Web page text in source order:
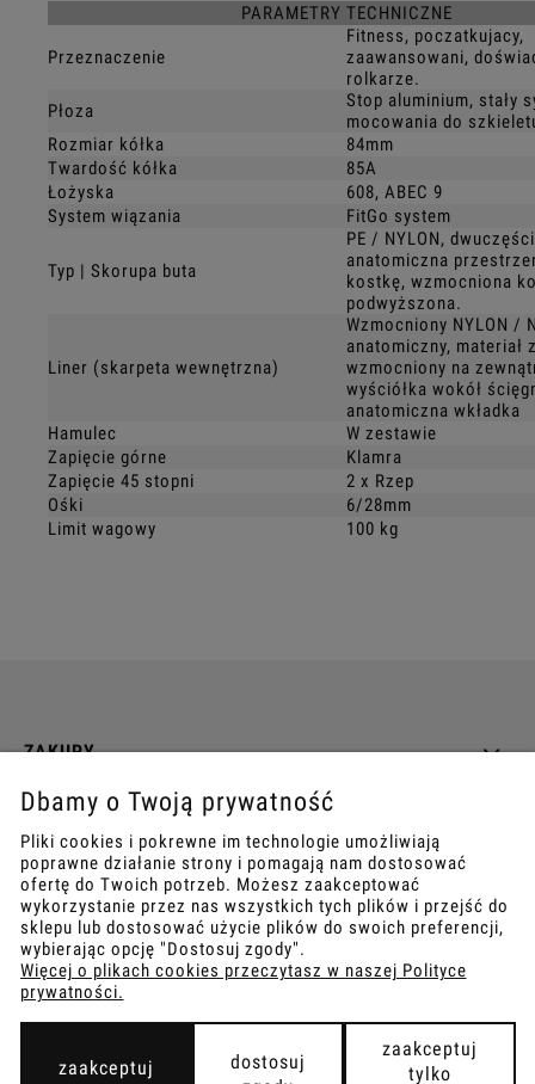
PARAMETRY TECHNICZNE
Przeznaczenie
Fitness, poczatkujacy,
zaawansowani,
rolkarze.
Płoza
Stop aluminium, stały
mocowania do
Rozmiar kółka
84mm
Twardość kółka
85A
Łożyska
608, ABEC 9
System wiązania
FitGo system
Typ | Skorupa buta
PE / NYLON,
anatomiczna
kostkę, wzmocniona
podwyższona.
Liner (skarpeta wewnętrzna)
Wzmocniony NYLON /
anatomiczny, materiał
wzmocniony na
wyściółka wokół
anatomiczna wkładka
Hamulec
W zestawie
Zapięcie górne
Klamra
Zapięcie 45 stopni
2 x Rzep
Ośki
6/28mm
Limit wagowy
100 kg
ZAKUPY
INFO
REGULAMINY
COPYRIGHT © 2021
TEMPISH.WYKONANIE:BOMBARDIER.PRO
Dbamy o Twoją prywatność
Pliki cookies i pokrewne im technologie umożliwiają
poprawne działanie strony i pomagają nam dostosować
ofertę do Twoich potrzeb. Możesz zaakceptować
wykorzystanie przez nas wszystkich tych plików i przejść do
sklepu lub dostosować użycie plików do swoich preferencji,
wybierając opcję "Dostosuj zgody".
Więcej o plikach cookies przeczytasz w naszej Polityce
prywatności.
zaakceptuj
tylko
dostosuj
zaakceptuj